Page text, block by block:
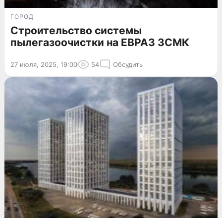
ГОРОД
Строительство системы
пылегазоочистки на ЕВРАЗ ЗСМК
27 июля, 2025, 19:00 54 Обсудить